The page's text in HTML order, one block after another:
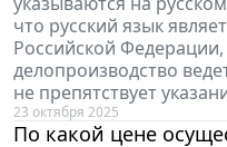
что русский язык
Российской
делопроизводство
не препятствует
23 октября 2025
По какой цене